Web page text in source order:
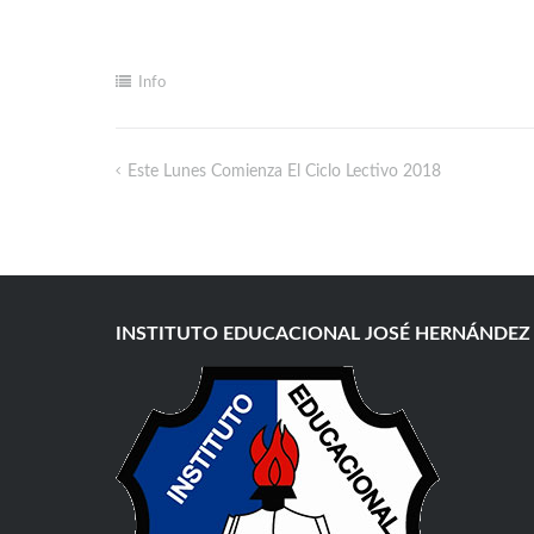
Info
Este Lunes Comienza El Ciclo Lectivo 2018
INSTITUTO EDUCACIONAL JOSÉ HERNÁNDEZ